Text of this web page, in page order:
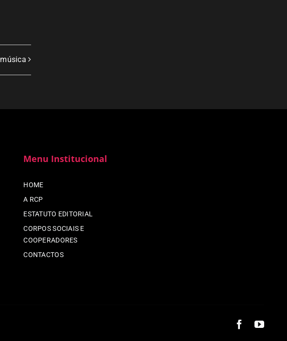
música
Menu Institucional
HOME
A RCP
ESTATUTO EDITORIAL
CORPOS SOCIAIS E
COOPERADORES
CONTACTOS